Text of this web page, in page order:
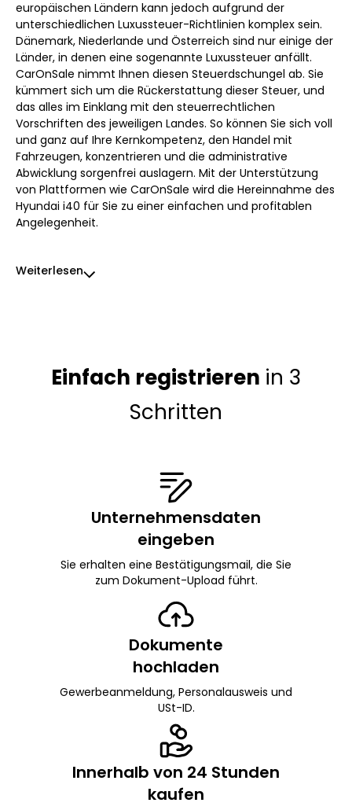
europäischen Ländern kann jedoch aufgrund der
unterschiedlichen Luxussteuer-Richtlinien komplex sein.
Dänemark, Niederlande und Österreich sind nur einige der
Länder, in denen eine sogenannte Luxussteuer anfällt.
CarOnSale nimmt Ihnen diesen Steuerdschungel ab. Sie
kümmert sich um die Rückerstattung dieser Steuer, und
das alles im Einklang mit den steuerrechtlichen
Vorschriften des jeweiligen Landes. So können Sie sich voll
und ganz auf Ihre Kernkompetenz, den Handel mit
Fahrzeugen, konzentrieren und die administrative
Abwicklung sorgenfrei auslagern. Mit der Unterstützung
von Plattformen wie CarOnSale wird die Hereinnahme des
Hyundai i40 für Sie zu einer einfachen und profitablen
Angelegenheit.
Weiterlesen
Einfach registrieren in 3
Schritten
Unternehmensdaten
eingeben
Sie erhalten eine Bestätigungsmail, die Sie
zum Dokument-Upload führt.
Dokumente
hochladen
Gewerbeanmeldung, Personalausweis und
USt-ID.
Innerhalb von 24 Stunden
kaufen